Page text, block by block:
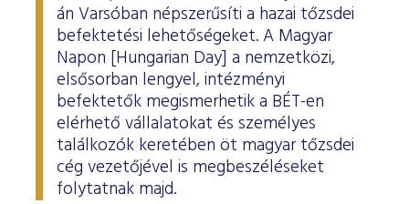
ESG Útmutató
án Varsóban népszerűsíti a hazai tőzsdei
befektetési lehetőségeket. A Magyar
Napon [Hungarian Day] a nemzetközi,
elsősorban lengyel, intézményi
befektetők megismerhetik a BÉT-en
elérhető vállalatokat és személyes
találkozók keretében öt magyar tőzsdei
cég vezetőjével is megbeszéléseket
folytatnak majd.